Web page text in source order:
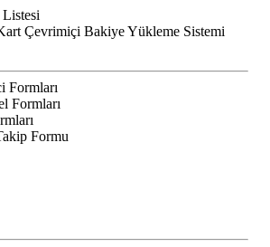
Çevrimiçi Bakiye Yükleme Sistemi
Formları
Formları
Formu